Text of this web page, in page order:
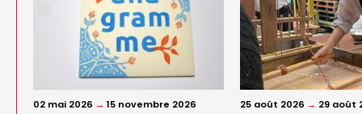
02 mai 2026 → 15 novembre 2026 25 août 2026 → 29 août